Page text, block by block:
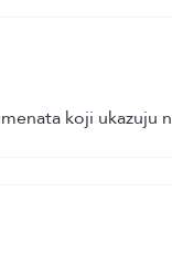
koji ukazuju